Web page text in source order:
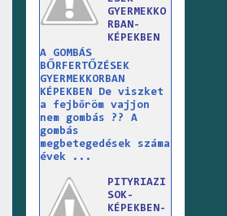
GYERMEKKO
RBAN-
KÉPEKBEN
A GOMBÁS
BŐRFERTŐZÉSEK
GYERMEKKORBAN
KÉPEKBEN De viszket
a fejbőröm vajjon
nem gombás ?? A
gombás
megbetegedések száma
évek ...
PITYRIAZI
SOK-
KÉPEKBEN-